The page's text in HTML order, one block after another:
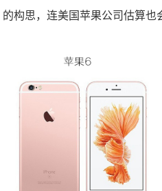
的构思，连美国苹果公司估算也